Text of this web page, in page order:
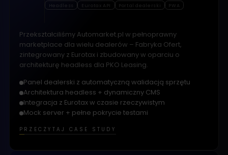
Headless Eurotax API Portal dealerski PWA
Przekształciliśmy Automarket.pl w pełnoprawny
marketplace dla wielu dealerów – Fabryka Ofert,
zintegrowany z Eurotax i zbudowany w oparciu o
architekturę headless dla PKO Leasing.
Panel dealerski z automatyczną walidacją sprzętu
Architektura headless + dynamiczny CMS
Integracja z Eurotax w czasie rzeczywistym
Mock server + pełne pokrycie testami
PRZECZYTAJ CASE STUDY